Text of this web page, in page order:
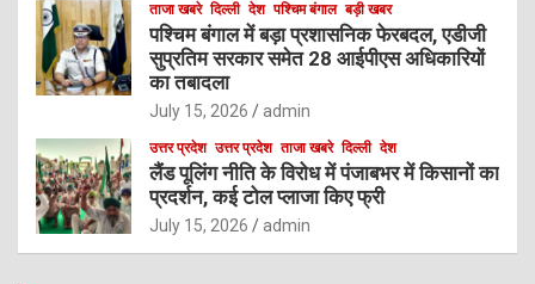
ताजा खबरे दिल्ली देश पश्चिम बंगाल बड़ी खबर
पश्चिम बंगाल में बड़ा प्रशासनिक फेरबदल, एडीजी
सुप्रतिम सरकार समेत 28 आईपीएस अधिकारियों
का तबादला
July 15, 2026 admin
उत्तर प्रदेश उत्तर प्रदेश ताजा खबरे दिल्ली देश
लैंड पूलिंग नीति के विरोध में पंजाबभर में किसानों का
प्रदर्शन, कई टोल प्लाजा किए फ्री
July 15, 2026 admin